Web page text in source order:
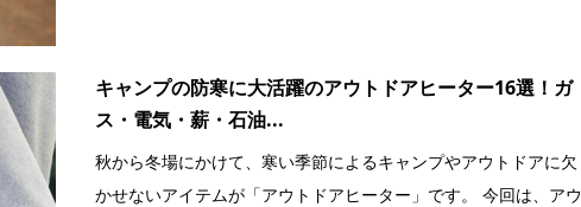
キャンプの防寒に大活躍のアウトドアヒーター16選！ガ
ス・電気・薪・石油...
秋から冬場にかけて、寒い季節によるキャンプやアウトドアに欠
かせないアイテムが「アウトドアヒーター」です。 今回は、アウ